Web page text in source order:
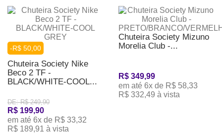
-R$ 50,00
Chuteira Society Nike
Beco 2 TF -
BLACK/WHITE-COOL...
DE: R$ 249,90
R$ 199,90
em até 6x de R$ 33,32
R$ 189,91 à vista
Chuteira Society Mizuno
Morelia Club -...
R$ 349,99
em até 6x de R$ 58,33
R$ 332,49 à vista